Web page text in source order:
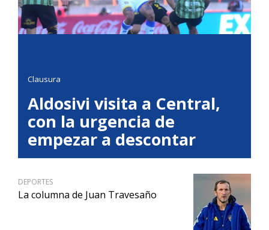
Clausura
Aldosivi visita a Central,
con la urgencia de
empezar a descontar
DEPORTES
La columna de Juan Travesaño